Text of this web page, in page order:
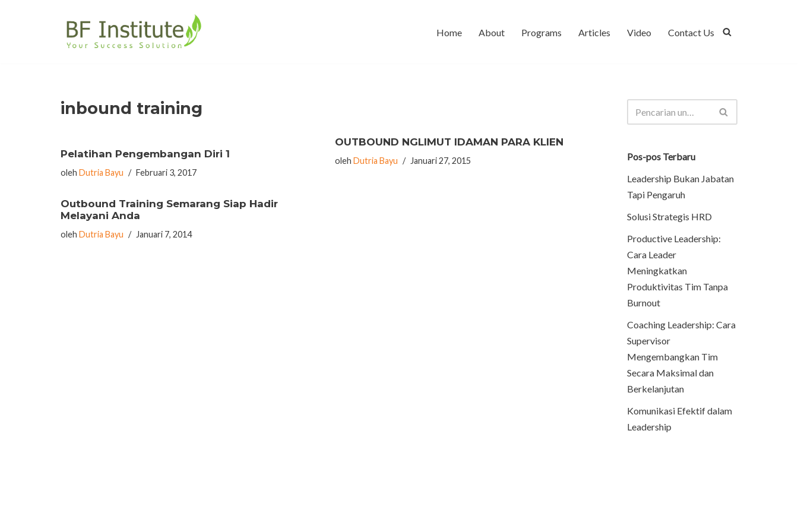
Home About Programs Articles Video Contact Us
inbound training
Pelatihan Pengembangan Diri 1
oleh Dutria Bayu Februari 3, 2017
OUTBOUND NGLIMUT IDAMAN PARA KLIEN
olehDutria Bayu Januari 27, 2015
Outbound Training Semarang Siap Hadir
Melayani Anda
oleh Dutria Bayu Januari 7, 2014
Pos-pos Terbaru
Leadership Bukan Jabatan
Tapi Pengaruh
Solusi Strategis HRD
Productive Leadership:
Cara Leader
Meningkatkan
Produktivitas Tim Tanpa
Burnout
Coaching Leadership: Cara
Supervisor
Mengembangkan Tim
Secara Maksimal dan
Berkelanjutan
Komunikasi Efektif dalam
Leadership